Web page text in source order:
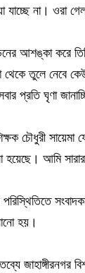
যাচ্ছে না। ওরা
আশঙ্কা করে
তুলে নেবে
প্রতি ঘৃণা
চৌধুরী
হয়েছে। আমি
হয়।
জাহাঙ্গীরনগর